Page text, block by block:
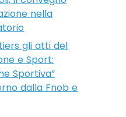
nella
gli atti del
e Sport:
Sportiva”
dalla Fnob e